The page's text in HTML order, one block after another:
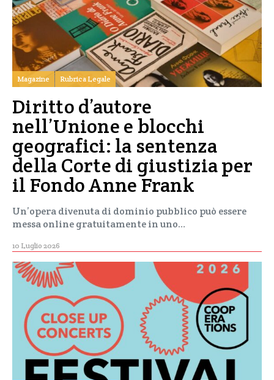
Magazine Rubrica Legale
Diritto d’autore
nell’Unione e blocchi
geografici: la sentenza
della Corte di giustizia per
il Fondo Anne Frank
Un’opera divenuta di dominio pubblico può essere
messa online gratuitamente in uno…
10 Luglio 2026